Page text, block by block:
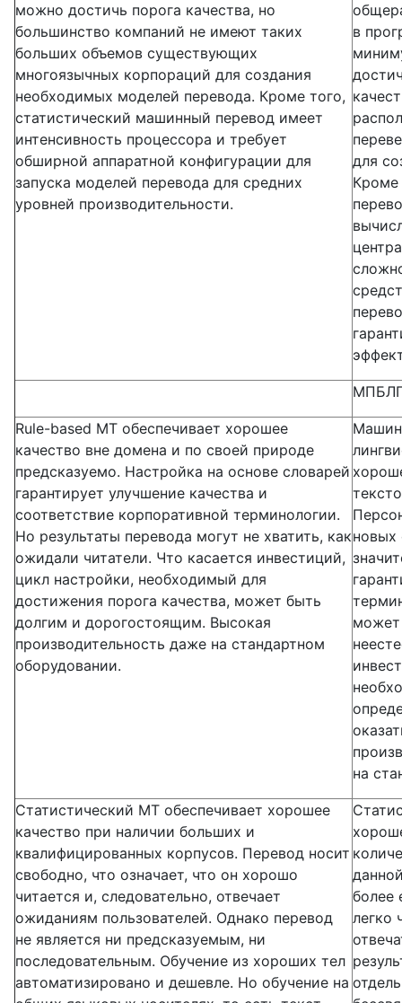
можно достичь порога качества, но
большинство компаний не имеют таких
больших объемов существующих
многоязычных корпораций для создания
необходимых моделей перевода. Кроме того,
статистический машинный перевод имеет
интенсивность процессора и требует
обширной аппаратной конфигурации для
запуска моделей перевода для средних
уровней производительности.
в
для
Кроме
Rule-based MT обеспечивает хорошее
качество вне домена и по своей природе
предсказуемо. Настройка на основе словарей
гарантирует улучшение качества и
соответствие корпоративной терминологии.
Но результаты перевода могут не хватить, как
ожидали читатели. Что касается инвестиций,
цикл настройки, необходимый для
достижения порога качества, может быть
долгим и дорогостоящим. Высокая
производительность даже на стандартном
оборудовании.
новых
может
на
Статистический МТ обеспечивает хорошее
качество при наличии больших и
квалифицированных корпусов. Перевод носит
свободно, что означает, что он хорошо
читается и, следовательно, отвечает
ожиданиям пользователей. Однако перевод
не является ни предсказуемым, ни
последовательным. Обучение из хороших тел
автоматизировано и дешевле. Но обучение на
более
легко